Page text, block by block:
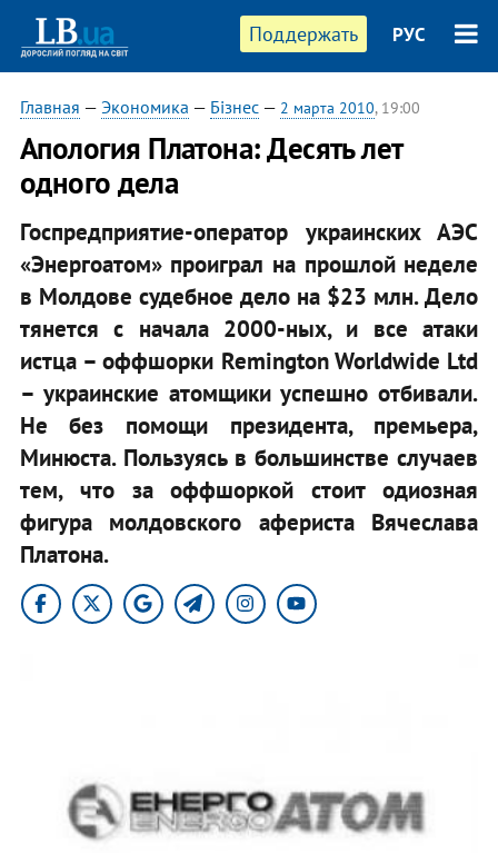
Поддержать РУС
Главная — Экономика — Бізнес— 2 марта 2010, 19:00
Апология Платона: Десять лет
одного дела
Госпредприятие-оператор украинских АЭС
«Энергоатом» проиграл на прошлой неделе
в Молдове судебное дело на $23 млн. Дело
тянется с начала 2000-ных, и все атаки
истца – оффшорки Remington Worldwide Ltd
– украинские атомщики успешно отбивали.
Не без помощи президента, премьера,
Минюста. Пользуясь в большинстве случаев
тем, что за оффшоркой стоит одиозная
фигура молдовского афериста Вячеслава
Платона.